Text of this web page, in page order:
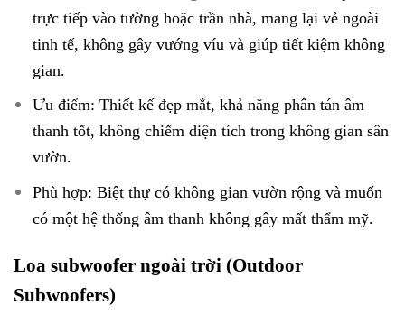
trực tiếp vào tường hoặc trần nhà, mang lại vẻ ngoài
tinh tế, không gây vướng víu và giúp tiết kiệm không
gian.
Ưu điểm: Thiết kế đẹp mắt, khả năng phân tán âm
thanh tốt, không chiếm diện tích trong không gian sân
vườn.
Phù hợp: Biệt thự có không gian vườn rộng và muốn
có một hệ thống âm thanh không gây mất thẩm mỹ.
Loa subwoofer ngoài trời (Outdoor
Subwoofers)